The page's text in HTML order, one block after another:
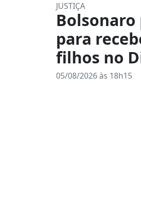
JUSTIÇA
Bolsonaro
para
filhos no
05/08/2026 às 18h15